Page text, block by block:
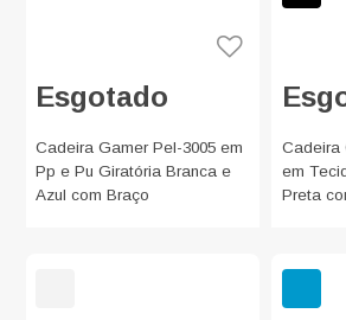
Esgotado
Cadeira Gamer Pel-3005 em
Pp e Pu Giratória Branca e
Azul com Braço
Cadeira
em
Preta